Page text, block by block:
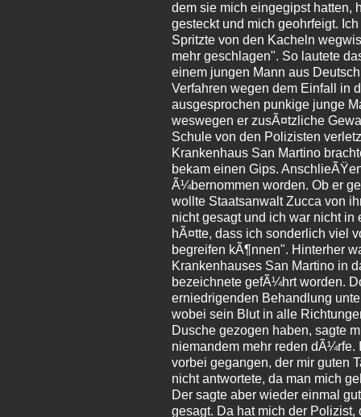
dem sie mich eingegipst hatten,
gesteckt und mich geohrfeigt.
Spritzte von den Kacheln
mehr geschlagen". So lautete
einem jungen Mann aus
Verfahren wegen dem Einfall in
ausgesprochen punkige junge
weswegen er zusÃ¤tzliche
Schule von den Polizisten
Krankenhaus San Martino
bekam einen Gips.
Ã¼bernommen worden. Ob er
wollte Staatsanwalt Zucca von
nicht gesagt und ich war nicht in
hÃ¤tte, dass ich sonderlich viel
begreifen kÃ¶nnen". Hinterher
Krankenhauses San Martino in
bezeichnete gefÃ¼hrt worden.
erniedrigenden Behandlung
wobei sein Blut in alle
Dusche gezogen haben, sagte
niemandem mehr reden
vorbei gegangen, der mir guten
nicht antwortete, da man mich
Der sagte aber wieder einmal
gesagt. Da hat mich der